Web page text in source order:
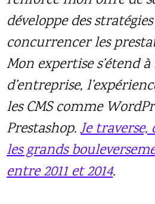
développe des
concurrencer les
Mon expertise s’étend
d’entreprise,
les CMS comme
Prestashop.Je
les grands
entre 2011 et 2014.